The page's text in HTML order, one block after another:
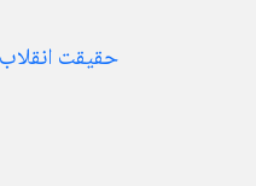
حقیقت انقلاب